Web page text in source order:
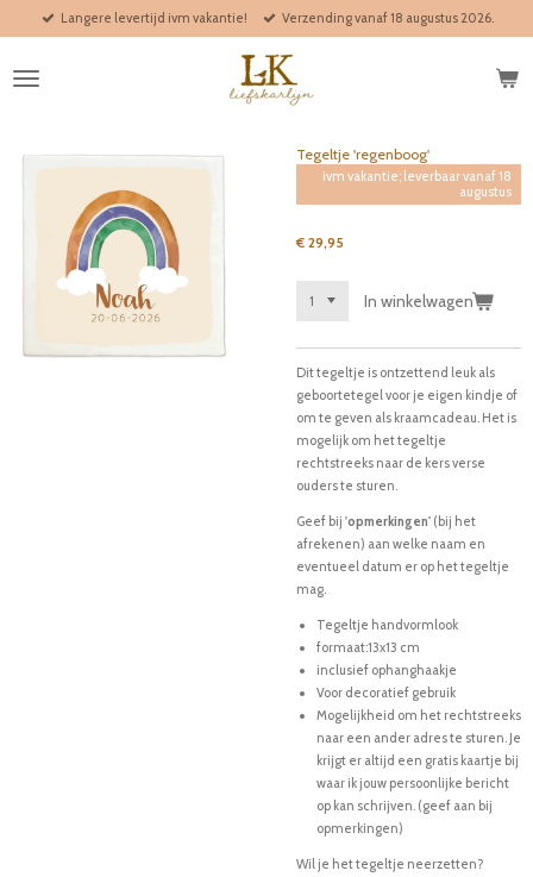
de
Langere levertijd ivm vakantie! Verzending vanaf 18 augustus 2026.
Tegeltje 'regenboog'
ivm vakantie; leverbaar vanaf 18
augustus
€ 29,95
In winkelwagen
Dit tegeltje is ontzettend leuk als
geboortetegel voor je eigen kindje of
om te geven als kraamcadeau. Het is
mogelijk om het tegeltje
rechtstreeks naar de kers verse
ouders te sturen.
Geef bij 'opmerkingen' (bij het
afrekenen) aan welke naam en
eventueel datum er op het tegeltje
mag.
Tegeltje handvormlook
formaat:13x13 cm
inclusief ophanghaakje
Voor decoratief gebruik
Mogelijkheid om het rechtstreeks
naar een ander adres te sturen. Je
krijgt er altijd een gratis kaartje bij
waar ik jouw persoonlijke bericht
op kan schrijven. (geef aan bij
opmerkingen)
Wil je het tegeltje neerzetten?